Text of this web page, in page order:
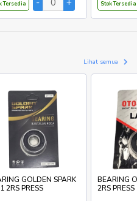
Tersedia Stok Tersedia
Lihat semua
GOLDEN SPARK
2RS PRESS
BEARING
2RS PRESS